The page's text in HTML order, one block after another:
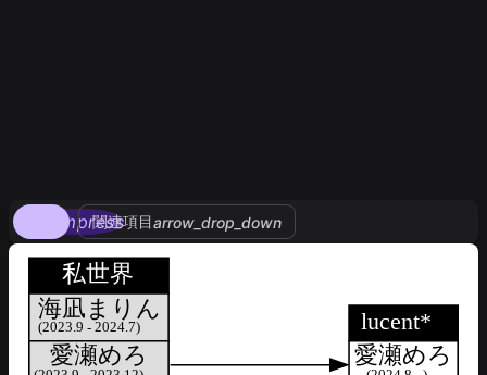
compress
関連項目arrow_drop_down